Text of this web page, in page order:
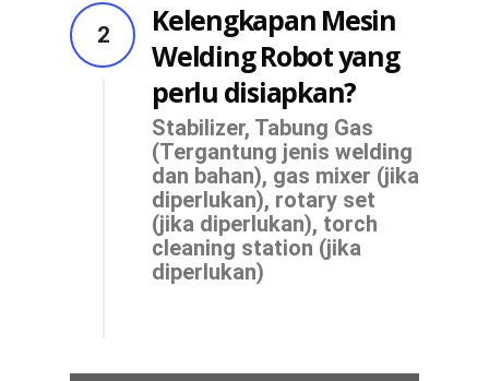
2
Kelengkapan Mesin
Welding Robot yang
perlu disiapkan?
Stabilizer, Tabung Gas
(Tergantung jenis welding
dan bahan), gas mixer (jika
diperlukan), rotary set
(jika diperlukan), torch
cleaning station (jika
diperlukan)